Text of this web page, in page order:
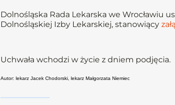
Dolnośląska Rada Lekarska we Wrocławiu
Dolnośląskiej Izby Lekarskiej, stanowiący
Uchwała wchodzi w życie z dniem podjęcia.
Autor: lekarz Jacek Chodorski, lekarz Małgorzata Niemiec